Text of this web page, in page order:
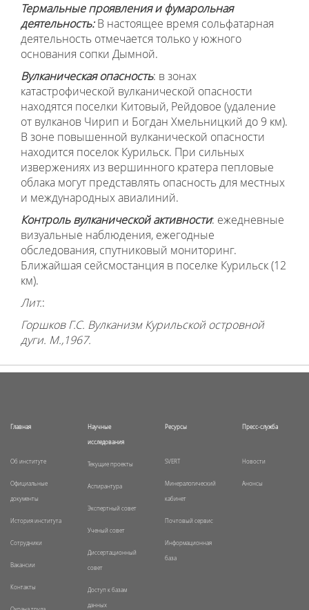
Термальные проявления и фумарольная
деятельность:В настоящее время сольфатарная
деятельность отмечается только у южного
основания сопки Дымной.
Вулканическая опасность: в зонах
катастрофической вулканической опасности
находятся поселки Китовый, Рейдовое (удаление
от вулканов Чирип и Богдан Хмельницкий до 9 км).
В зоне повышенной вулканической опасности
находится поселок Курильск. При сильных
извержениях из вершинного кратера пепловые
облака могут представлять опасность для местных
и международных авиалиний.
Контроль вулканической активности: ежедневные
визуальные наблюдения, ежегодные
обследования, спутниковый мониторинг.
Ближайшая сейсмостанция в поселке Курильск (12
км).
Лит.:
Горшков Г.С. Вулканизм Курильской островной
дуги. М.,1967.
Главная
Об институте
Официальные
документы
История института
Сотрудники
Вакансии
Контакты
Научные
исследования
Текущие проекты
Аспирантура
Экспертный совет
Ученый совет
Диссертационный
совет
Доступ к базам
данных
Ресурсы
SVERT
Минералогический
кабинет
Почтовый сервис
Информационная
база
Пресс-служба
Новости
Анонсы